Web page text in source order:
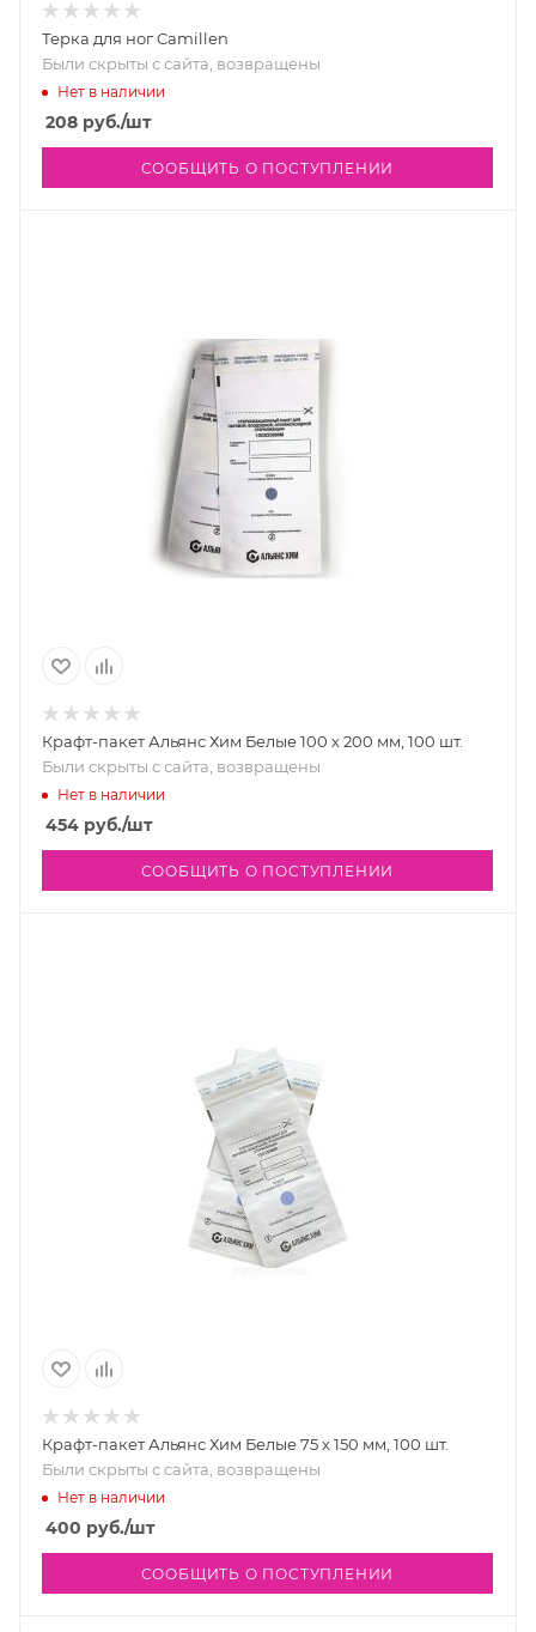
Терка для ног Camillen
Были скрыты с сайта, возвращены
Нет в наличии
208 руб./шт
СООБЩИТЬ О ПОСТУПЛЕНИИ
Крафт-пакет Альянс Хим Белые 100 х 200 мм, 100 шт.
Были скрыты с сайта, возвращены
Нет в наличии
454 руб./шт
СООБЩИТЬ О ПОСТУПЛЕНИИ
Крафт-пакет Альянс Хим Белые 75 х 150 мм, 100 шт.
Были скрыты с сайта, возвращены
Нет в наличии
400 руб./шт
СООБЩИТЬ О ПОСТУПЛЕНИИ